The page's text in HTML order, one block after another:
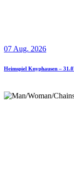
07 Aug. 2026
Heimspiel Knyphausen –